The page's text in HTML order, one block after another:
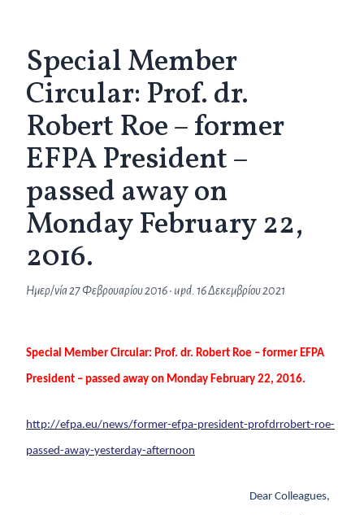
Special Member
Circular: Prof. dr.
Robert Roe – former
EFPA President –
passed away on
Monday February 22,
2016.
Ημερ/νία27 Φεβρουαρίου 2016• upd. 16 Δεκεμβρίου 2021
Special Member Circular: Prof. dr. Robert Roe – former EFPA
President – passed away on Monday February 22, 2016.
http://efpa.eu/news/former-efpa-president-profdrrobert-roe-
passed-away-yesterday-afternoon
Dear Colleagues,